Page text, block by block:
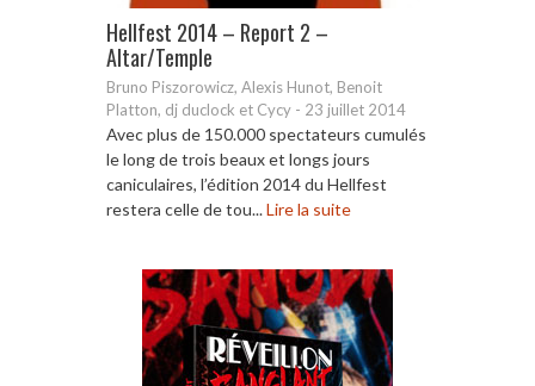
Hellfest 2014 – Report 2 –
Altar/Temple
Bruno Piszorowicz, Alexis Hunot, Benoit
Platton, dj duclock et Cycy - 23 juillet 2014
Avec plus de 150.000 spectateurs cumulés
le long de trois beaux et longs jours
caniculaires, l’édition 2014 du Hellfest
restera celle de tou...Lire la suite